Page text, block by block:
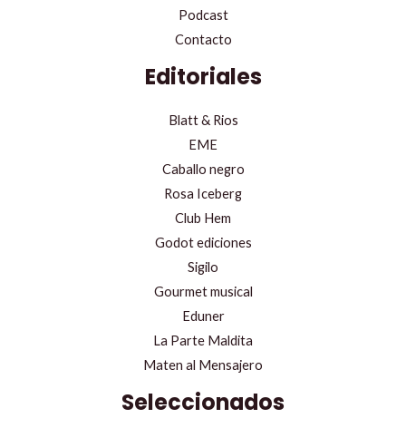
Podcast
Contacto
Editoriales
Blatt & Rios
EME
Caballo negro
Rosa Iceberg
Club Hem
Godot ediciones
Sigilo
Gourmet musical
Eduner
La Parte Maldita
Maten al Mensajero
Seleccionados